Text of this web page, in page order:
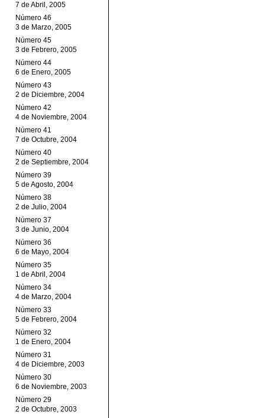
7 de Abril, 2005
Número 46
3 de Marzo, 2005
Número 45
3 de Febrero, 2005
Número 44
6 de Enero, 2005
Número 43
2 de Diciembre, 2004
Número 42
4 de Noviembre, 2004
Número 41
7 de Octubre, 2004
Número 40
2 de Septiembre, 2004
Número 39
5 de Agosto, 2004
Número 38
2 de Julio, 2004
Número 37
3 de Junio, 2004
Número 36
6 de Mayo, 2004
Número 35
1 de Abril, 2004
Número 34
4 de Marzo, 2004
Número 33
5 de Febrero, 2004
Número 32
1 de Enero, 2004
Número 31
4 de Diciembre, 2003
Número 30
6 de Noviembre, 2003
Número 29
2 de Octubre, 2003